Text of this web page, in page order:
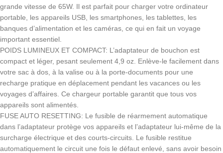
grande vitesse de 65W. Il est parfait pour charger votre ordinateur
portable, les appareils USB, les smartphones, les tablettes, les
banques d’alimentation et les caméras, ce qui en fait un voyage
important essentiel.
POIDS LUMINEUX ET COMPACT: L’adaptateur de bouchon est
compact et léger, pesant seulement 4,9 oz. Enlève-le facilement dans
votre sac à dos, à la valise ou à la porte-documents pour une
recharge pratique en déplacement pendant les vacances ou les
voyages d’affaires. Ce chargeur portable garantit que tous vos
appareils sont alimentés.
FUSE AUTO RESETTING: Le fusible de réarmement automatique
dans l’adaptateur protège vos appareils et l’adaptateur lui-même de la
surcharge électrique et des courts-circuits. Le fusible restitue
automatiquement le circuit une fois le défaut enlevé, sans avoir besoin